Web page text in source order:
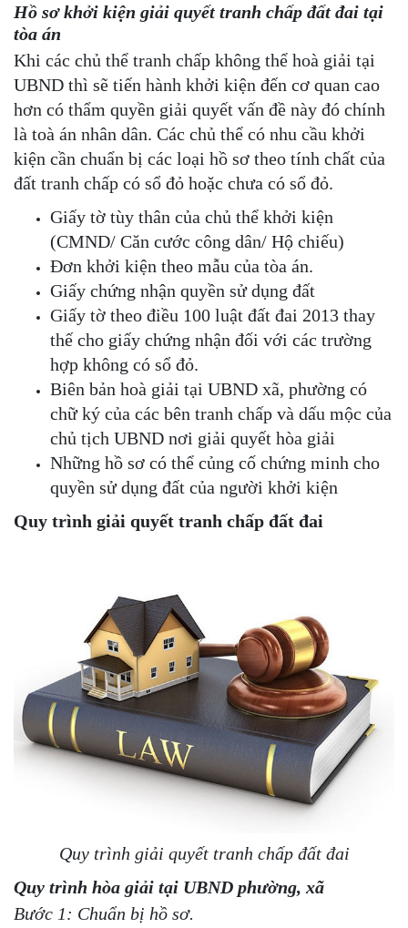
Hồ sơ khởi kiện giải quyết tranh chấp đất đai tại
tòa án
Khi các chủ thể tranh chấp không thể hoà giải tại
UBND thì sẽ tiến hành khởi kiện đến cơ quan cao
hơn có thẩm quyền giải quyết vấn đề này đó chính
là toà án nhân dân. Các chủ thể có nhu cầu khởi
kiện cần chuẩn bị các loại hồ sơ theo tính chất của
đất tranh chấp có sổ đỏ hoặc chưa có sổ đỏ.
Giấy tờ tùy thân của chủ thể khởi kiện
(CMND/ Căn cước công dân/ Hộ chiếu)
Đơn khởi kiện theo mẫu của tòa án.
Giấy chứng nhận quyền sử dụng đất
Giấy tờ theo điều 100 luật đất đai 2013 thay
thế cho giấy chứng nhận đối với các trường
hợp không có sổ đỏ.
Biên bản hoà giải tại UBND xã, phường có
chữ ký của các bên tranh chấp và dấu mộc của
chủ tịch UBND nơi giải quyết hòa giải
Những hồ sơ có thể củng cố chứng minh cho
quyền sử dụng đất của người khởi kiện
Quy trình giải quyết tranh chấp đất đai
Quy trình giải quyết tranh chấp đất đai
Quy trình hòa giải tại UBND phường, xã
Bước 1: Chuẩn bị hồ sơ.